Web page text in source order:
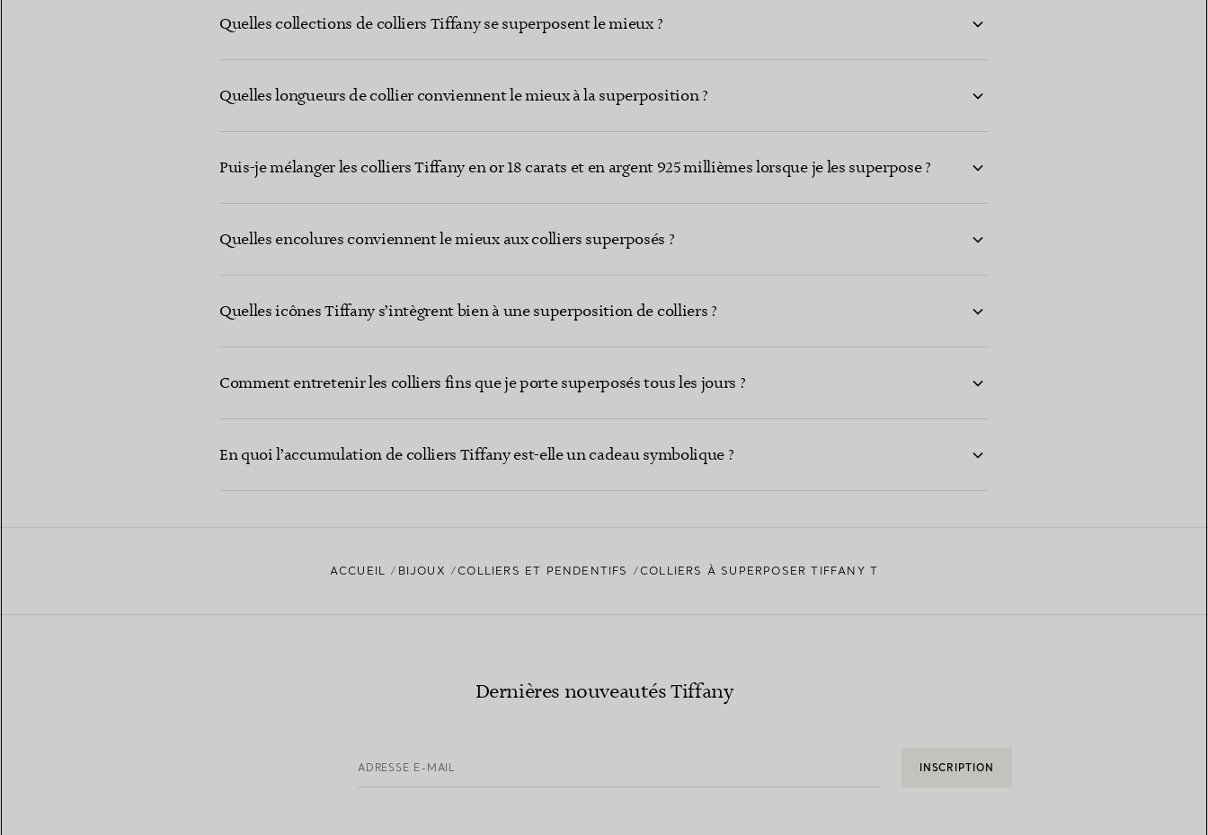
Quelles collections de colliers Tiffany se superposent le mieux ?
Quelles longueurs de collier conviennent le mieux à la superposition ?
Puis-je mélanger les colliers Tiffany en or 18 carats et en argent 925 millièmes lorsque je les superpose ?
Quelles encolures conviennent le mieux aux colliers superposés ?
Quelles icônes Tiffany s’intègrent bien à une superposition de colliers ?
Comment entretenir les colliers fins que je porte superposés tous les jours ?
En quoi l’accumulation de colliers Tiffany est-elle un cadeau symbolique ?
ACCUEIL BIJOUX COLLIERS ET PENDENTIFS COLLIERS À SUPERPOSER TIFFANY T
Dernières nouveautés Tiffany
ADRESSE E-MAIL INSCRIPTION